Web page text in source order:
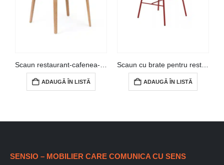
ADAUGĂ ÎN LISTĂ ADAUGĂ ÎN LISTĂ
SENSIO – MOBILIER CARE COMUNICA CU SENS